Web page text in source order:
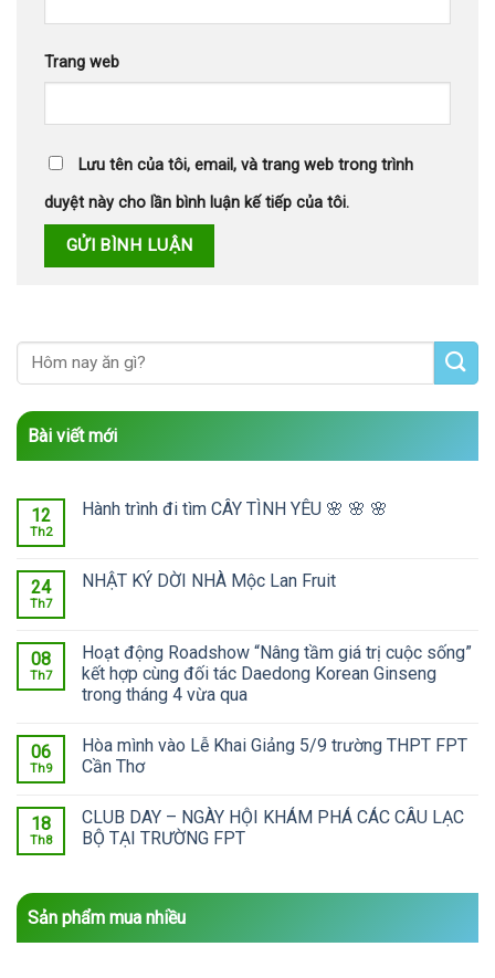
Trang web
Lưu tên của tôi, email, và trang web trong trình
duyệt này cho lần bình luận kế tiếp của tôi.
Bài viết mới
12
Th2
Hành trình đi tìm CÂY TÌNH YÊU 🌸 🌸 🌸
24
Th7
NHẬT KÝ DỜI NHÀ Mộc Lan Fruit
08
Th7
Hoạt động Roadshow “Nâng tầm giá trị cuộc sống”
kết hợp cùng đối tác Daedong Korean Ginseng
trong tháng 4 vừa qua
06
Th9
Hòa mình vào Lễ Khai Giảng 5/9 trường THPT FPT
Cần Thơ
18
Th8
CLUB DAY – NGÀY HỘI KHÁM PHÁ CÁC CÂU LẠC
BỘ TẠI TRƯỜNG FPT
Sản phẩm mua nhiều